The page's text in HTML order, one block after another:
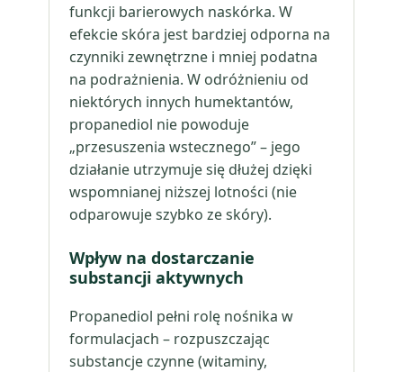
funkcji barierowych naskórka. W
efekcie skóra jest bardziej odporna na
czynniki zewnętrzne i mniej podatna
na podrażnienia. W odróżnieniu od
niektórych innych humektantów,
propanediol nie powoduje
„przesuszenia wstecznego” – jego
działanie utrzymuje się dłużej dzięki
wspomnianej niższej lotności (nie
odparowuje szybko ze skóry).
Wpływ na dostarczanie
substancji aktywnych
Propanediol pełni rolę nośnika w
formulacjach – rozpuszczając
substancje czynne (witaminy,